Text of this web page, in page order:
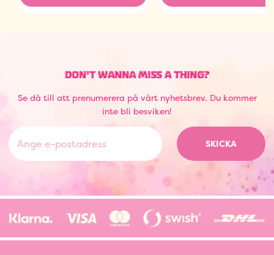
DON'T WANNA MISS A THING?
Se då till att prenumerera på vårt nyhetsbrev. Du kommer
inte bli besviken!
SKICKA